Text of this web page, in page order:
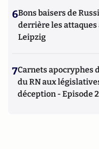
6Bons baisers de
derrière les
Leipzig
7Carnets apocryphes
du RN aux
déception - Episode 2